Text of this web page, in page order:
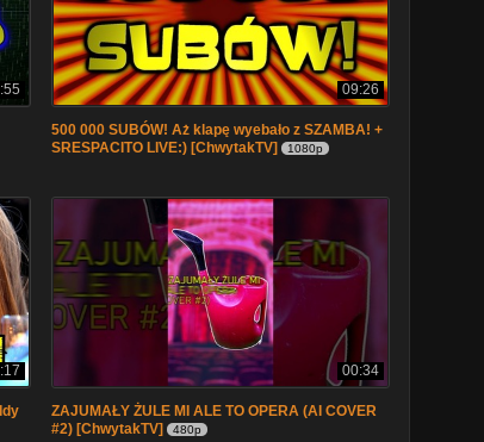
09:26
500 000 SUBÓW! Aż klapę wyebało z SZAMBA! +
SRESPACITO LIVE:) [ChwytakTV]
1080p
00:34
ZAJUMAŁY ŻULE MI ALE TO OPERA (AI COVER
#2) [ChwytakTV]
480p